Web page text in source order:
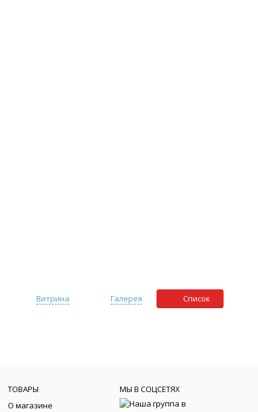
Список
Галерея
Витрина
ТОВАРЫ
О магазине
МЫ В СОЦСЕТЯХ